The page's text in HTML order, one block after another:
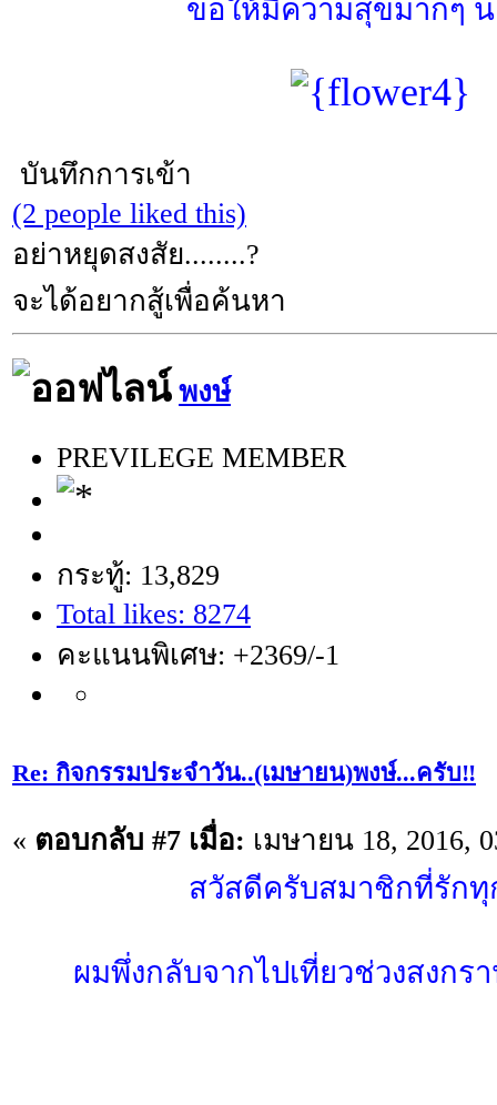
ขอให้มีความสุขมากๆ
บันทึกการเข้า
(2 people liked this)
อย่าหยุดสงสัย........?
จะได้อยากสู้เพื่อค้นหา
พงษ์
PREVILEGE MEMBER
กระทู้: 13,829
Total likes: 8274
คะแนนพิเศษ: +2369/-1
Re: กิจกรรมประจำวัน..(เมษายน)พงษ์...ครับ‼️
« ตอบกลับ #7 เมื่อ: เมษายน 18, 2016,
สวัสดีครับสมาชิกที่รัก
ผมพึ่งกลับจากไปเที่ยวช่วงสงกร